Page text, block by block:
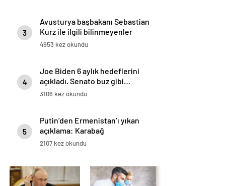
3
Avusturya başbakanı Sebastian
Kurz ile ilgili bilinmeyenler
4953 kez okundu
4
Joe Biden 6 aylık hedeflerini
açıkladı. Senato buz gibi…
3106 kez okundu
5
Putin’den Ermenistan’ı yıkan
açıklama: Karabağ
Azerbaycan’ın ayrılmaz bir
2107 kez okundu